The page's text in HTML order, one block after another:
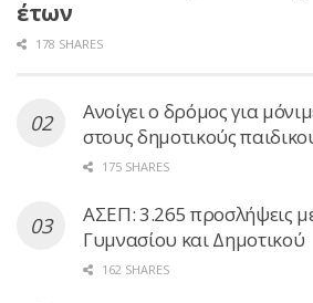
έτων
178 SHARES
Ανοίγει ο δρόμος για
στους δημοτικούς
175 SHARES
ΑΣΕΠ: 3.265 προσλήψεις
Γυμνασίου και Δημοτικού
162 SHARES